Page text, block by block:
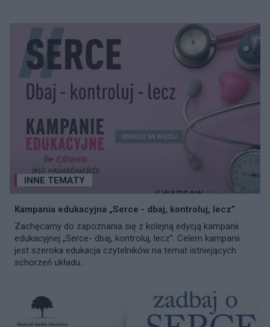
INNE TEMATY
Kampania edukacyjna „Serce - dbaj, kontroluj, lecz”
Zachęcamy do zapoznania się z kolejną edycją kampanii
edukacyjnej „Serce- dbaj, kontroluj, lecz”. Celem kampanii
jest szeroka edukacja czytelników na temat istniejących
schorzeń układu...